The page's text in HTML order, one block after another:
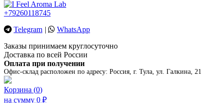
+79260118745
Telegram |
WhatsApp
Заказы принимаем круглосуточно
Доставка по всей России
Оплата при получении
Офис-склад расположен по адресу: Россия, г. Тула, ул. Галкина, 21
Корзина (0)
на сумму 0 ₽